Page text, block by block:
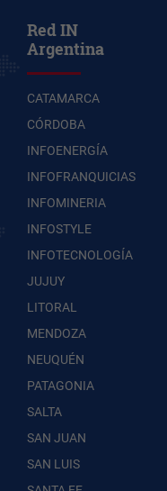
Red IN
Argentina
CATAMARCA
CÓRDOBA
INFOENERGÍA
INFOFRANQUICIAS
INFOMINERIA
INFOSTYLE
INFOTECNOLOGÍA
JUJUY
LITORAL
MENDOZA
NEUQUÉN
PATAGONIA
SALTA
SAN JUAN
SAN LUIS